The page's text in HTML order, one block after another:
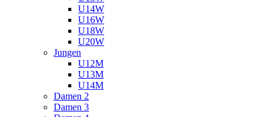
U14W
U16W
U18W
U20W
Jungen
U12M
U13M
U14M
Damen 2
Damen 3